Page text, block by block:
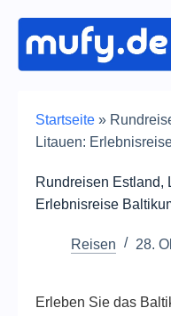
Inhalt
springen
Startseite »
Litauen:
Rundreisen Estland,
Erlebnisreise
Reisen 28.
Erleben Sie das